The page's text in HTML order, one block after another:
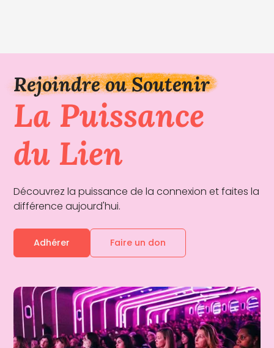
Rejoindre ou Soutenir
La Puissance
du Lien
Découvrez la puissance de la connexion et faites la
différence aujourd'hui.
Adhérer Faire un don